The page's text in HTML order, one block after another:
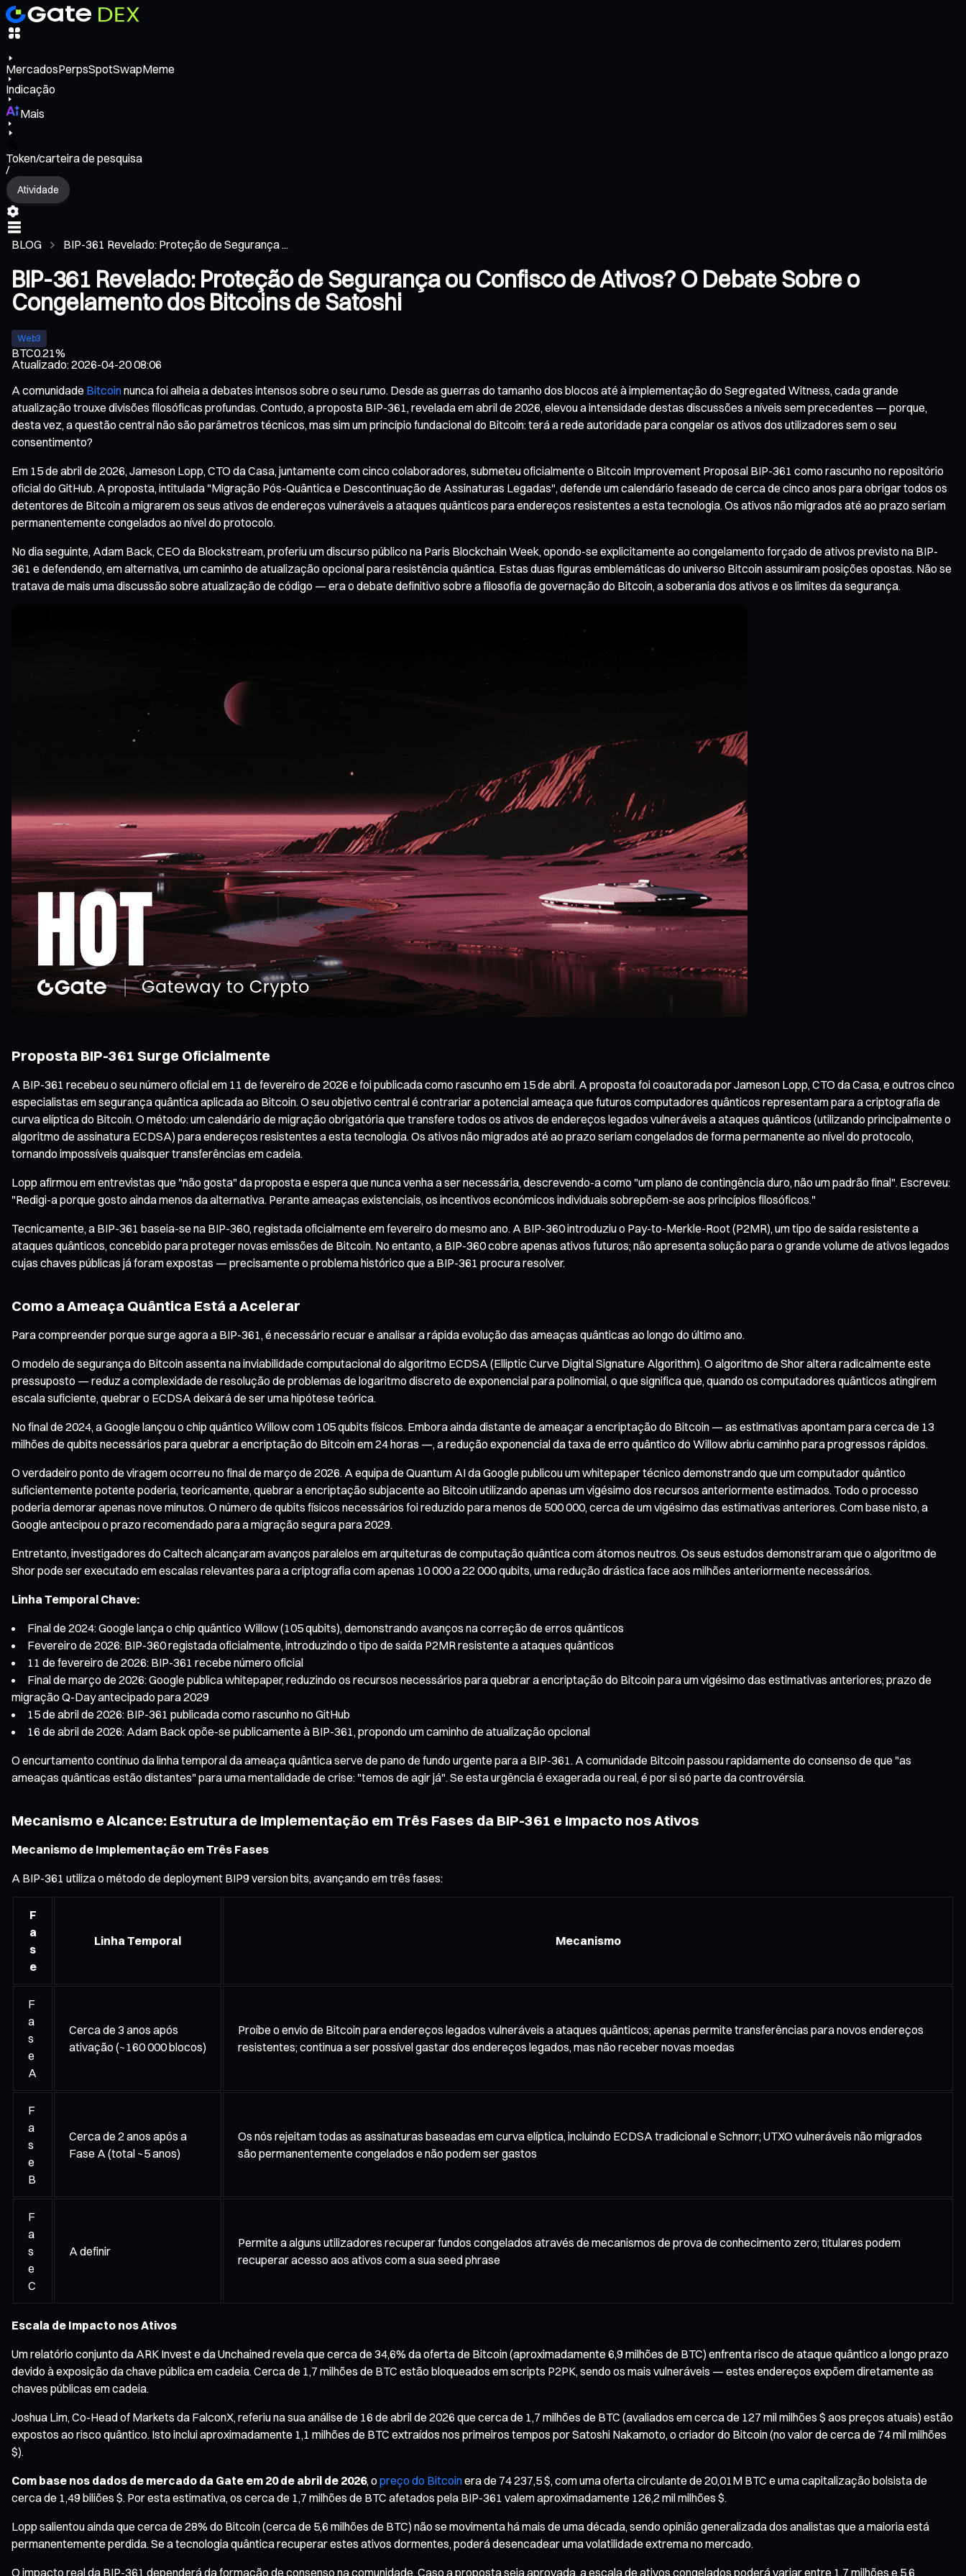
MercadosPerpsSpotSwapMeme
Indicação
Mais
Token/carteira de pesquisa
/
Atividade
BLOG BIP-361 Revelado: Proteção de Segurança ...
BIP-361 Revelado: Proteção de Segurança ou Confisco de Ativos? O Debate Sobre o
Congelamento dos Bitcoins de Satoshi
Web3
BTC0.21%
Atualizado:2026-04-20 08:06
A comunidade Bitcoinnunca foi alheia a debates intensos sobre o seu rumo. Desde as guerras do tamanho dos blocos até à implementação do Segregated Witness, cada grande
atualização trouxe divisões filosóficas profundas. Contudo, a proposta BIP-361, revelada em abril de 2026, elevou a intensidade destas discussões a níveis sem precedentes — porque,
desta vez, a questão central não são parâmetros técnicos, mas sim um princípio fundacional do Bitcoin: terá a rede autoridade para congelar os ativos dos utilizadores sem o seu
consentimento?
Em 15 de abril de 2026, Jameson Lopp, CTO da Casa, juntamente com cinco colaboradores, submeteu oficialmente o Bitcoin Improvement Proposal BIP-361 como rascunho no repositório
oficial do GitHub. A proposta, intitulada "Migração Pós-Quântica e Descontinuação de Assinaturas Legadas", defende um calendário faseado de cerca de cinco anos para obrigar todos os
detentores de Bitcoin a migrarem os seus ativos de endereços vulneráveis a ataques quânticos para endereços resistentes a esta tecnologia. Os ativos não migrados até ao prazo seriam
permanentemente congelados ao nível do protocolo.
No dia seguinte, Adam Back, CEO da Blockstream, proferiu um discurso público na Paris Blockchain Week, opondo-se explicitamente ao congelamento forçado de ativos previsto na BIP-
361 e defendendo, em alternativa, um caminho de atualização opcional para resistência quântica. Estas duas figuras emblemáticas do universo Bitcoin assumiram posições opostas. Não se
tratava de mais uma discussão sobre atualização de código — era o debate definitivo sobre a filosofia de governação do Bitcoin, a soberania dos ativos e os limites da segurança.
Proposta BIP-361 Surge Oficialmente
A BIP-361 recebeu o seu número oficial em 11 de fevereiro de 2026 e foi publicada como rascunho em 15 de abril. A proposta foi coautorada por Jameson Lopp, CTO da Casa, e outros cinco
especialistas em segurança quântica aplicada ao Bitcoin. O seu objetivo central é contrariar a potencial ameaça que futuros computadores quânticos representam para a criptografia de
curva elíptica do Bitcoin. O método: um calendário de migração obrigatória que transfere todos os ativos de endereços legados vulneráveis a ataques quânticos (utilizando principalmente o
algoritmo de assinatura ECDSA) para endereços resistentes a esta tecnologia. Os ativos não migrados até ao prazo seriam congelados de forma permanente ao nível do protocolo,
tornando impossíveis quaisquer transferências em cadeia.
Lopp afirmou em entrevistas que "não gosta" da proposta e espera que nunca venha a ser necessária, descrevendo-a como "um plano de contingência duro, não um padrão final". Escreveu:
"Redigi-a porque gosto ainda menos da alternativa. Perante ameaças existenciais, os incentivos económicos individuais sobrepõem-se aos princípios filosóficos."
Tecnicamente, a BIP-361 baseia-se na BIP-360, registada oficialmente em fevereiro do mesmo ano. A BIP-360 introduziu o Pay-to-Merkle-Root (P2MR), um tipo de saída resistente a
ataques quânticos, concebido para proteger novas emissões de Bitcoin. No entanto, a BIP-360 cobre apenas ativos futuros; não apresenta solução para o grande volume de ativos legados
cujas chaves públicas já foram expostas — precisamente o problema histórico que a BIP-361 procura resolver.
Como a Ameaça Quântica Está a Acelerar
Para compreender porque surge agora a BIP-361, é necessário recuar e analisar a rápida evolução das ameaças quânticas ao longo do último ano.
O modelo de segurança do Bitcoin assenta na inviabilidade computacional do algoritmo ECDSA (Elliptic Curve Digital Signature Algorithm). O algoritmo de Shor altera radicalmente este
pressuposto — reduz a complexidade de resolução de problemas de logaritmo discreto de exponencial para polinomial, o que significa que, quando os computadores quânticos atingirem
escala suficiente, quebrar o ECDSA deixará de ser uma hipótese teórica.
No final de 2024, a Google lançou o chip quântico Willow com 105 qubits físicos. Embora ainda distante de ameaçar a encriptação do Bitcoin — as estimativas apontam para cerca de 13
milhões de qubits necessários para quebrar a encriptação do Bitcoin em 24 horas —, a redução exponencial da taxa de erro quântico do Willow abriu caminho para progressos rápidos.
O verdadeiro ponto de viragem ocorreu no final de março de 2026. A equipa de Quantum AI da Google publicou um whitepaper técnico demonstrando que um computador quântico
suficientemente potente poderia, teoricamente, quebrar a encriptação subjacente ao Bitcoin utilizando apenas um vigésimo dos recursos anteriormente estimados. Todo o processo
poderia demorar apenas nove minutos. O número de qubits físicos necessários foi reduzido para menos de 500 000, cerca de um vigésimo das estimativas anteriores. Com base nisto, a
Google antecipou o prazo recomendado para a migração segura para 2029.
Entretanto, investigadores do Caltech alcançaram avanços paralelos em arquiteturas de computação quântica com átomos neutros. Os seus estudos demonstraram que o algoritmo de
Shor pode ser executado em escalas relevantes para a criptografia com apenas 10 000 a 22 000 qubits, uma redução drástica face aos milhões anteriormente necessários.
Linha Temporal Chave:
Final de 2024: Google lança o chip quântico Willow (105 qubits), demonstrando avanços na correção de erros quânticos
Fevereiro de 2026: BIP-360 registada oficialmente, introduzindo o tipo de saída P2MR resistente a ataques quânticos
11 de fevereiro de 2026: BIP-361 recebe número oficial
Final de março de 2026: Google publica whitepaper, reduzindo os recursos necessários para quebrar a encriptação do Bitcoin para um vigésimo das estimativas anteriores; prazo de
migração Q-Day antecipado para 2029
15 de abril de 2026: BIP-361 publicada como rascunho no GitHub
16 de abril de 2026: Adam Back opõe-se publicamente à BIP-361, propondo um caminho de atualização opcional
O encurtamento contínuo da linha temporal da ameaça quântica serve de pano de fundo urgente para a BIP-361. A comunidade Bitcoin passou rapidamente do consenso de que "as
ameaças quânticas estão distantes" para uma mentalidade de crise: "temos de agir já". Se esta urgência é exagerada ou real, é por si só parte da controvérsia.
Mecanismo e Alcance: Estrutura de Implementação em Três Fases da BIP-361 e Impacto nos Ativos
Mecanismo de Implementação em Três Fases
A BIP-361 utiliza o método de deployment BIP9 version bits, avançando em três fases:
F
a
s
e
Linha Temporal Mecanismo
F
a
s
e
A
Cerca de 3 anos após
ativação (~160 000 blocos)
Proíbe o envio de Bitcoin para endereços legados vulneráveis a ataques quânticos; apenas permite transferências para novos endereços
resistentes; continua a ser possível gastar dos endereços legados, mas não receber novas moedas
F
a
s
e
B
Cerca de 2 anos após a
Fase A (total ~5 anos)
Os nós rejeitam todas as assinaturas baseadas em curva elíptica, incluindo ECDSA tradicional e Schnorr; UTXO vulneráveis não migrados
são permanentemente congelados e não podem ser gastos
F
a
s
e
C
A definir
Permite a alguns utilizadores recuperar fundos congelados através de mecanismos de prova de conhecimento zero; titulares podem
recuperar acesso aos ativos com a sua seed phrase
Escala de Impacto nos Ativos
Um relatório conjunto da ARK Invest e da Unchained revela que cerca de 34,6% da oferta de Bitcoin (aproximadamente 6,9 milhões de BTC) enfrenta risco de ataque quântico a longo prazo
devido à exposição da chave pública em cadeia. Cerca de 1,7 milhões de BTC estão bloqueados em scripts P2PK, sendo os mais vulneráveis — estes endereços expõem diretamente as
chaves públicas em cadeia.
Joshua Lim, Co-Head of Markets da FalconX, referiu na sua análise de 16 de abril de 2026 que cerca de 1,7 milhões de BTC (avaliados em cerca de 127 mil milhões $ aos preços atuais) estão
expostos ao risco quântico. Isto inclui aproximadamente 1,1 milhões de BTC extraídos nos primeiros tempos por Satoshi Nakamoto, o criador do Bitcoin (no valor de cerca de 74 mil milhões
$).
Com base nos dados de mercado da Gate em 20 de abril de 2026, opreço do Bitcoinera de 74 237,5 $, com uma oferta circulante de 20,01M BTC e uma capitalização bolsista de
cerca de 1,49 biliões $. Por esta estimativa, os cerca de 1,7 milhões de BTC afetados pela BIP-361 valem aproximadamente 126,2 mil milhões $.
Lopp salientou ainda que cerca de 28% do Bitcoin (cerca de 5,6 milhões de BTC) não se movimenta há mais de uma década, sendo opinião generalizada dos analistas que a maioria está
permanentemente perdida. Se a tecnologia quântica recuperar estes ativos dormentes, poderá desencadear uma volatilidade extrema no mercado.
O impacto real da BIP-361 dependerá da formação de consenso na comunidade. Caso a proposta seja aprovada, a escala de ativos congelados poderá variar entre 1,7 milhões e 5,6